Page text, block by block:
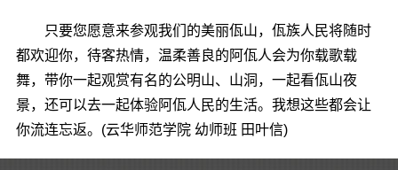
只要您愿意来参观我们的美丽佤山，佤族人民将随时
都欢迎你，待客热情，温柔善良的阿佤人会为你载歌载
舞，带你一起观赏有名的公明山、山洞，一起看佤山夜
景，还可以去一起体验阿佤人民的生活。我想这些都会让
你流连忘返。(云华师范学院 幼师班 田叶信)